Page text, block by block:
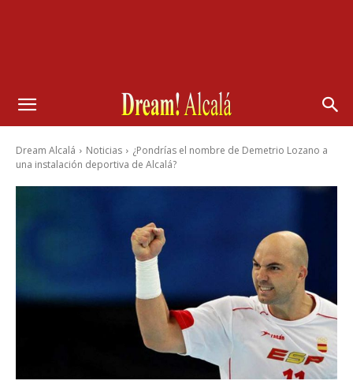
Dream Alcalá Noticias
¿Pondrías el nombre de Demetrio Lozano a
una instalación deportiva de Alcalá?